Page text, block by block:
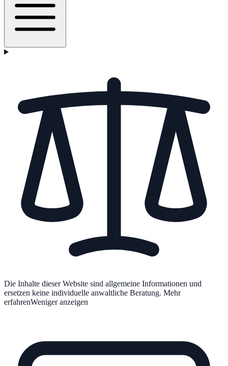
Die Inhalte dieser Website sind allgemeine Informationen und
ersetzen keine individuelle anwaltliche Beratung. Mehr
erfahrenWeniger anzeigen